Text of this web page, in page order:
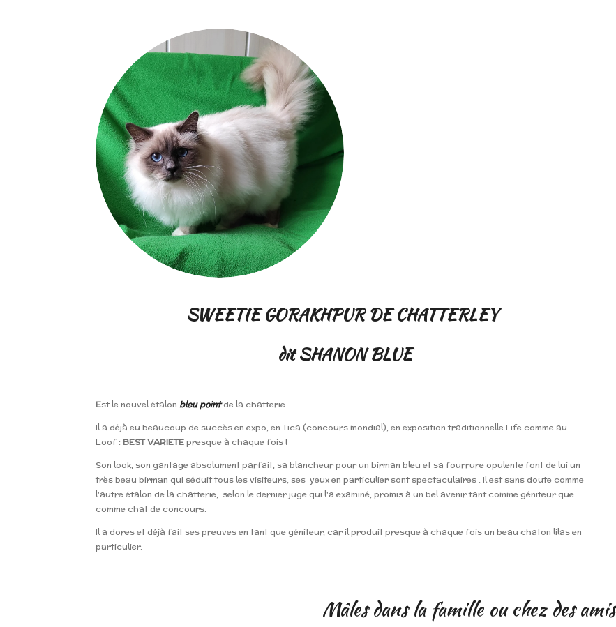
SWEETIE GORAKHPUR DE CHATTERLEY
ditSHANON BLUE
Est le nouvel étalon bleu pointde la chatterie.
Il a déjà eu beaucoup de succès en expo, en Tica (concours mondial), en exposition traditionnelle Fife comme au
Loof : BEST VARIETEpresque à chaque fois !
Son look, son gantage absolument parfait, sa blancheur pour un birman bleu et sa fourrure opulente font de lui un
très beau birman qui séduit tous les visiteurs, ses yeux en particulier sont spectaculaires . Il est sans doute comme
l'autre étalon de la chatterie, selon le dernier juge qui l'a examiné, promis à un bel avenir tant comme géniteur que
comme chat de concours.
Il a dores et déjà fait ses preuves en tant que géniteur, car il produit presque à chaque fois un beau chaton lilas en
particulier.
Mâles dans la famille ou chez des amis